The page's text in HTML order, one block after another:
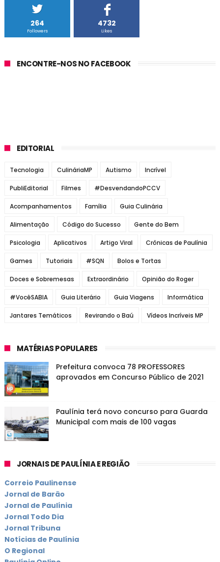
264
Followers
4732
Likes
ENCONTRE-NOS NO FACEBOOK
EDITORIAL
Tecnologia CulináriaMP Autismo Incrível
PubliEditorial Filmes #DesvendandoPCCV
Acompanhamentos Família Guia Culinária
Alimentação Código do Sucesso Gente do Bem
Psicologia Aplicativos Artigo Viral Crônicas de Paulínia
Games Tutoriais #SQN Bolos e Tortas
Doces e Sobremesas Extraordinário Opinião do Roger
#VocêSABIA Guia Literário Guia Viagens Informática
Jantares Temáticos Revirando o Baú Vídeos Incríveis MP
MATÉRIAS POPULARES
Prefeitura convoca 78 PROFESSORES
aprovados em Concurso Público de 2021
Paulínia terá novo concurso para Guarda
Municipal com mais de 100 vagas
JORNAIS DE PAULÍNIA E REGIÃO
Correio Paulinense
Jornal de Barão
Jornal de Paulínia
Jornal Todo Dia
Jornal Tribuna
Notícias de Paulínia
O Regional